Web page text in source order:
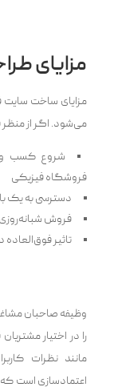
مزایای
مزایای ساخت سایت
می‌شود. اگر از
شروع کسب و
فروشگاه فیزیکی
دسترسی به یک
فروش
تاثیر
وظیفه صاحبان
را در اختیار
مانند نظرات
اعتمادسازی است